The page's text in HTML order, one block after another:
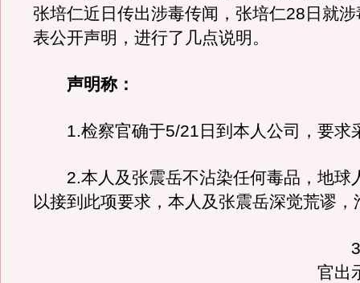
张培仁近日传出涉毒传闻，张培仁28日就
表公开声明，进行了几点说明。
声明称：
1.检察官确于5/21日到本人公司，要求
2.本人及张震岳不沾染任何毒品，地球
以接到此项要求，本人及张震岳深觉荒谬，
3.
官出